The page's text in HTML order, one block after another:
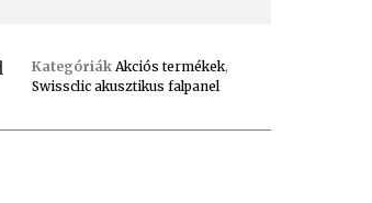
Kategóriák Akciós termékek,
Swissclic akusztikus falpanel